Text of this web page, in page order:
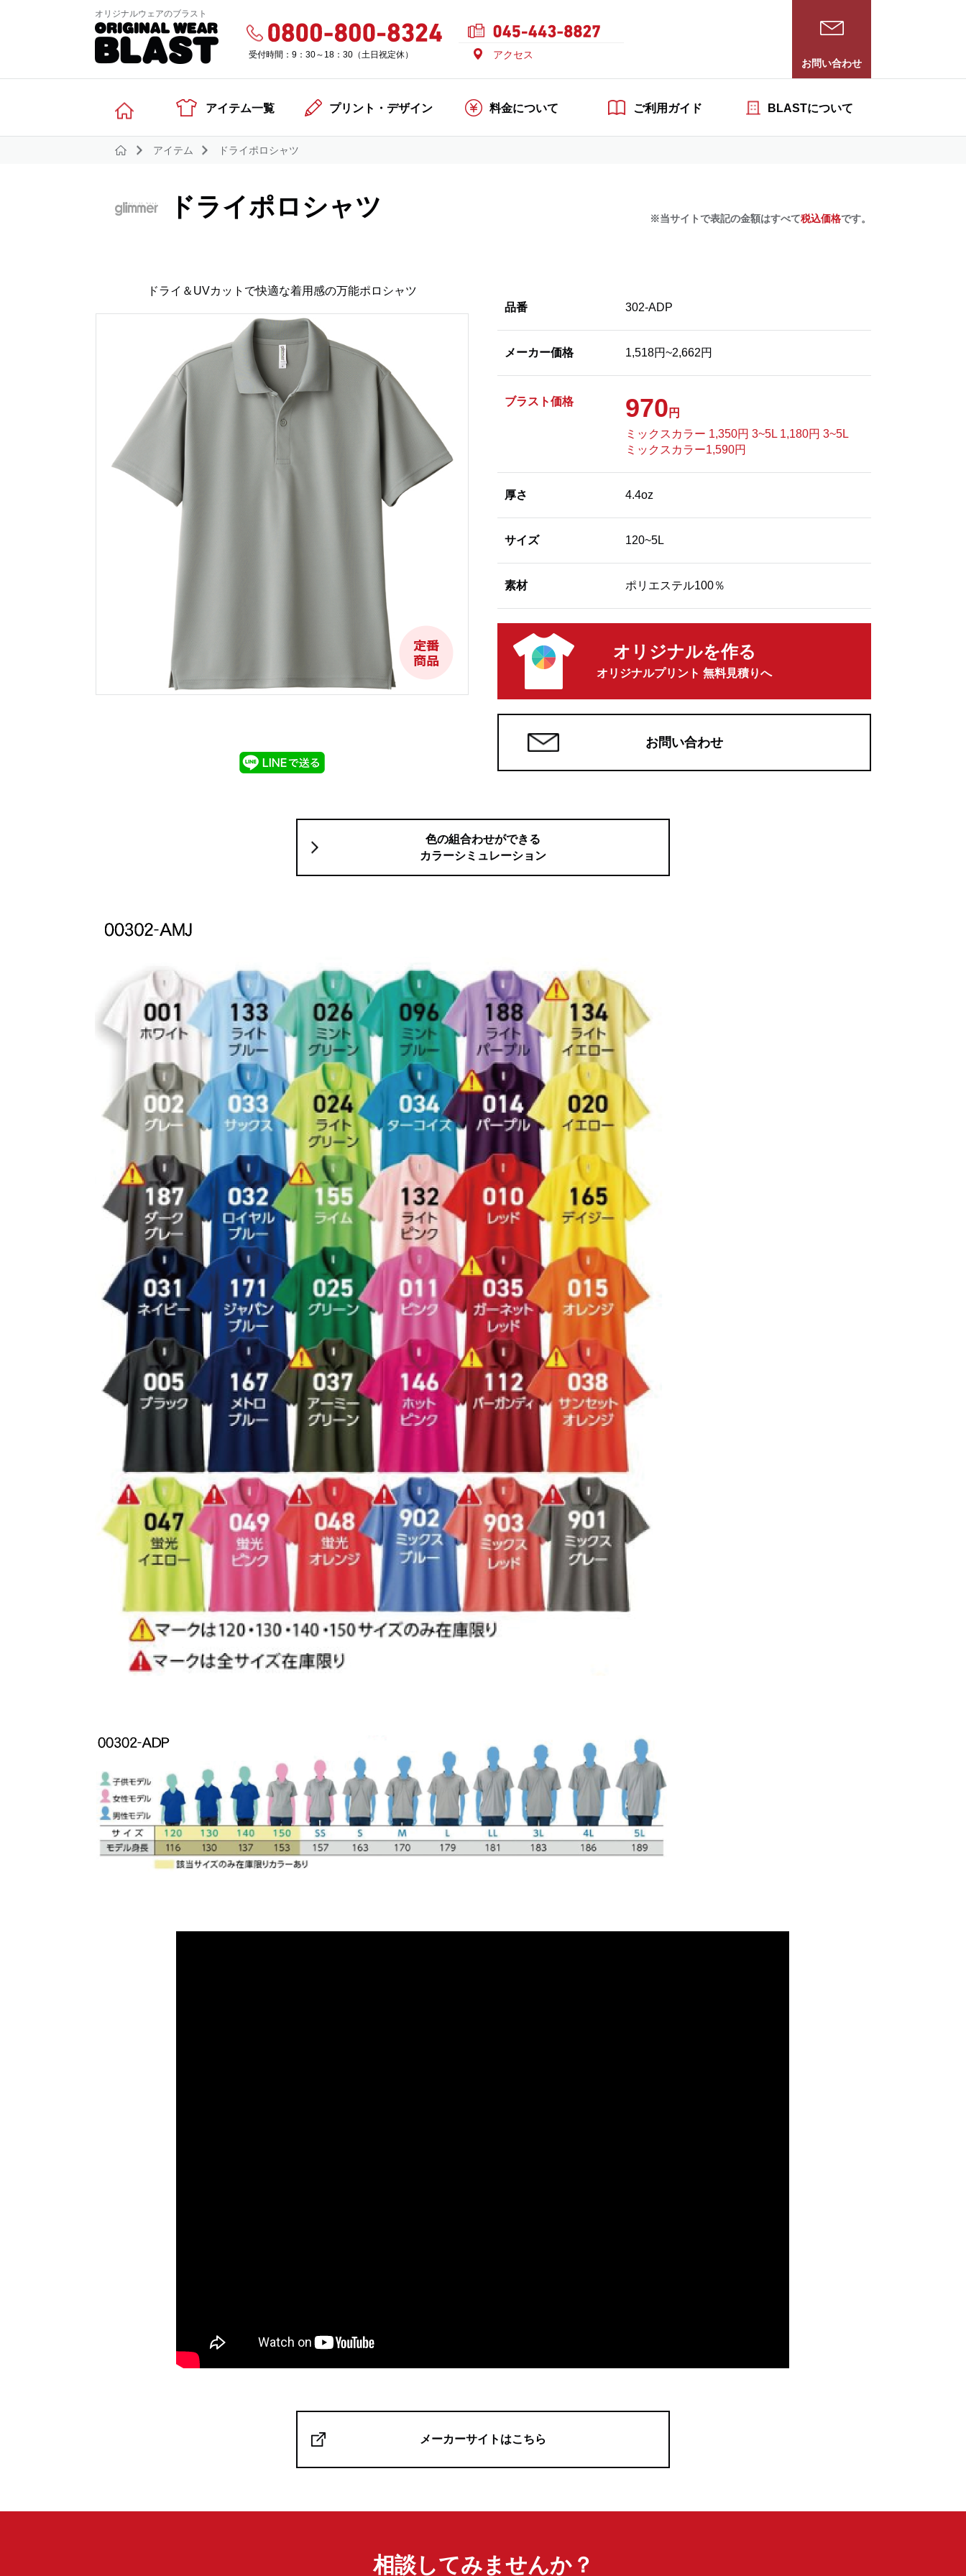
オリジナルウェアのブラスト
受付時間：9：30～18：30（土日祝定休） アクセス
お問い合わせ
アイテム一覧 プリント・デザイン 料金について ご利用ガイド BLASTについて
アイテム ドライポロシャツ
ドライポロシャツ ※当サイトで表記の金額はすべて税込価格です。
ドライ＆UVカットで快適な着用感の万能ポロシャツ
品番
302-ADP
メーカー価格 1,518円~2,662円
ブラスト価格 970 円
ミックスカラー 1,350円 3~5L 1,180円 3~5L
ミックスカラー1,590円
厚さ 4.4oz
サイズ 120~5L
素材 ポリエステル100％
オリジナルを作る
オリジナルプリント 無料見積りへ
お問い合わせ
色の組合わせができる
カラーシミュレーション
メーカーサイトはこちら
相談してみませんか？